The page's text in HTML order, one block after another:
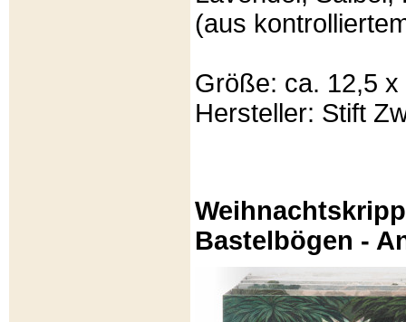
(aus
Größe: ca. 12,5 x
Hersteller: Stift
Bastelbögen -